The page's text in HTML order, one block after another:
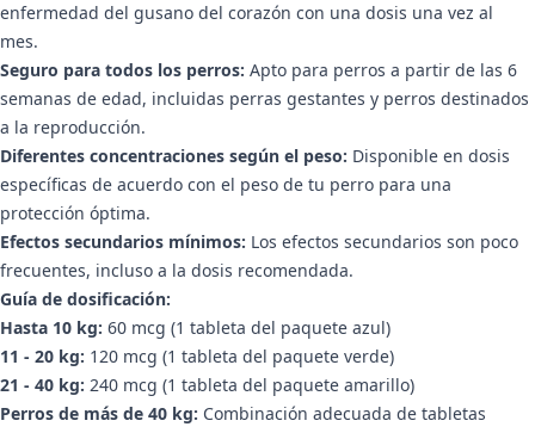
enfermedad del gusano del corazón con una dosis una vez al
mes.
Seguro para todos los perros: Apto para perros a partir de las 6
semanas de edad, incluidas perras gestantes y perros destinados
a la reproducción.
Diferentes concentraciones según el peso: Disponible en dosis
específicas de acuerdo con el peso de tu perro para una
protección óptima.
Efectos secundarios mínimos: Los efectos secundarios son poco
frecuentes, incluso a la dosis recomendada.
Guía de dosificación:
Hasta 10 kg: 60 mcg (1 tableta del paquete azul)
11 - 20 kg: 120 mcg (1 tableta del paquete verde)
21 - 40 kg: 240 mcg (1 tableta del paquete amarillo)
Perros de más de 40 kg: Combinación adecuada de tabletas